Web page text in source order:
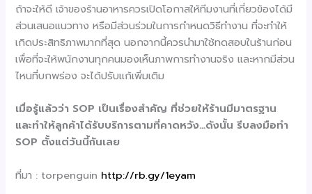
ถ้าจะให้ดี เจ้าของร้านอาหารควรเปิดโอกาสให้ทีมงานที่เกี่ยวข้องได้มี
ส่วนเสนอแนวทาง หรือมีส่วนร่วมในการกำหนดวิธีทำงาน ที่จะทำให้
เกิดประสิทธิภาพมากที่สุด นอกจากนี้ควรนำมาใช้ทดสอบในร้านก่อน
เพื่อที่จะให้พนักงานทุกคนมองเห็นภาพการทำงานจริง และหากมีส่วน
ไหนที่บกพร่อง จะได้ปรับแก้เพิ่มเติม
เมื่อรู้แล้วว่า SOP เป็นเรื่องสำคัญ ที่ช่วยให้ร้านมีมาตรฐาน
และทำให้ลูกค้าได้รับบริการตามที่คาดหวัง…ดังนั้น รีบลงมือทำ
SOP ตั้งแต่วันนี้กันเลย
ที่มา : torpenguin http://rb.gy/1eyam